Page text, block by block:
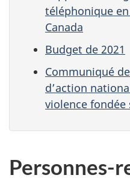
téléphonique
Canada
Budget de 2021
Communiqué
d’action
violence fondée
Personnes-